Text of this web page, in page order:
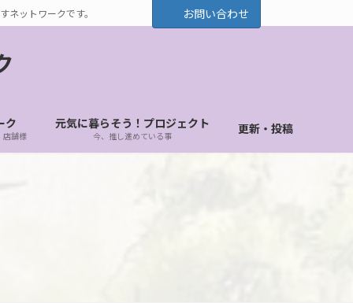
ットワークです。 お問い合わせ
ク
店舗様
元気に暮らそう！プロジェクト
今、推し進めている事 更新・投稿